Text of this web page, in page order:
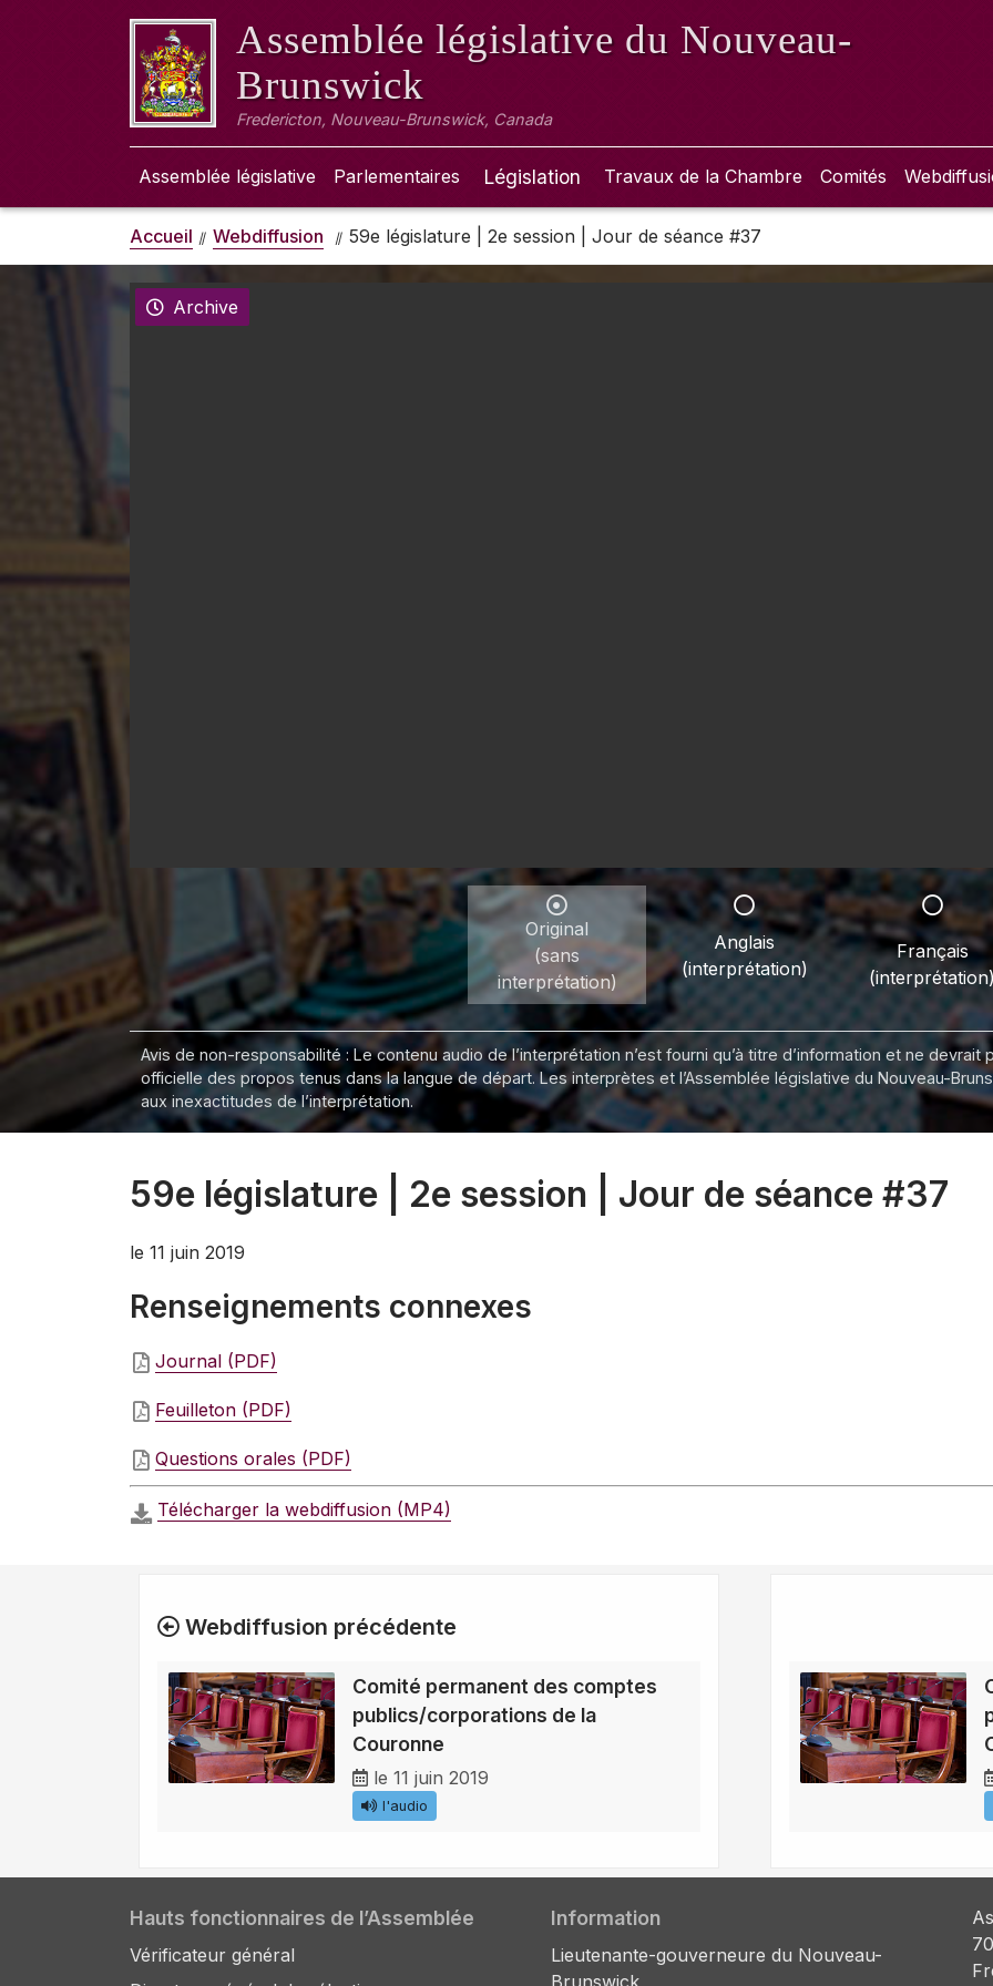
Assemblée législative du Nouveau-
Brunswick
Fredericton, Nouveau-Brunswick, Canada
Assemblée législative Parlementaires Législation Travaux de la Chambre Comités
Accueil Webdiffusion 59e législature | 2e session | Jour de séance #37
Archive
Original
(sans
interprétation)
Anglais
(interprétation)
Français
Avis de non-responsabilité : Le contenu audio de l’interprétation n’est fourni qu’à titre d’information et ne
officielle des propos tenus dans la langue de départ. Les interprètes et l’Assemblée législative du Nouveau-
aux inexactitudes de l’interprétation.
59e législature | 2e session | Jour de séance #37
le 11 juin 2019
Renseignements connexes
Journal (PDF)
Feuilleton (PDF)
Questions orales (PDF)
Télécharger la webdiffusion (MP4)
Webdiffusion précédente
Comité permanent des comptes
publics/corporations de la
Couronne
le 11 juin 2019
l'audio
Hauts fonctionnaires de l’Assemblée
Vérificateur général
Information
Lieutenante-gouverneure du Nouveau-